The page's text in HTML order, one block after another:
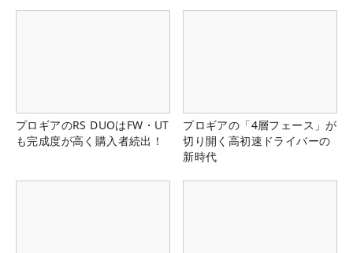
プロギアのRS DUOはFW・UT
も完成度が高く購入者続出！
プロギアの「4層フェース」が
切り開く高初速ドライバーの
新時代